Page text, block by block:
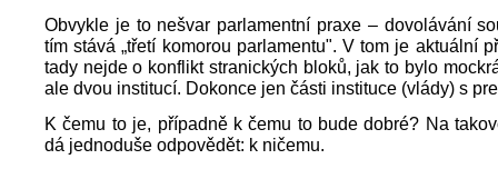
Obvykle je to nešvar parlamentní praxe – dovolávání
tím stává „třetí komorou parlamentu". V tom je aktuální
tady nejde o konflikt stranických bloků, jak to bylo
ale dvou institucí. Dokonce jen části instituce (vlády) s
K čemu to je, případně k čemu to bude dobré? Na
dá jednoduše odpovědět: k ničemu.